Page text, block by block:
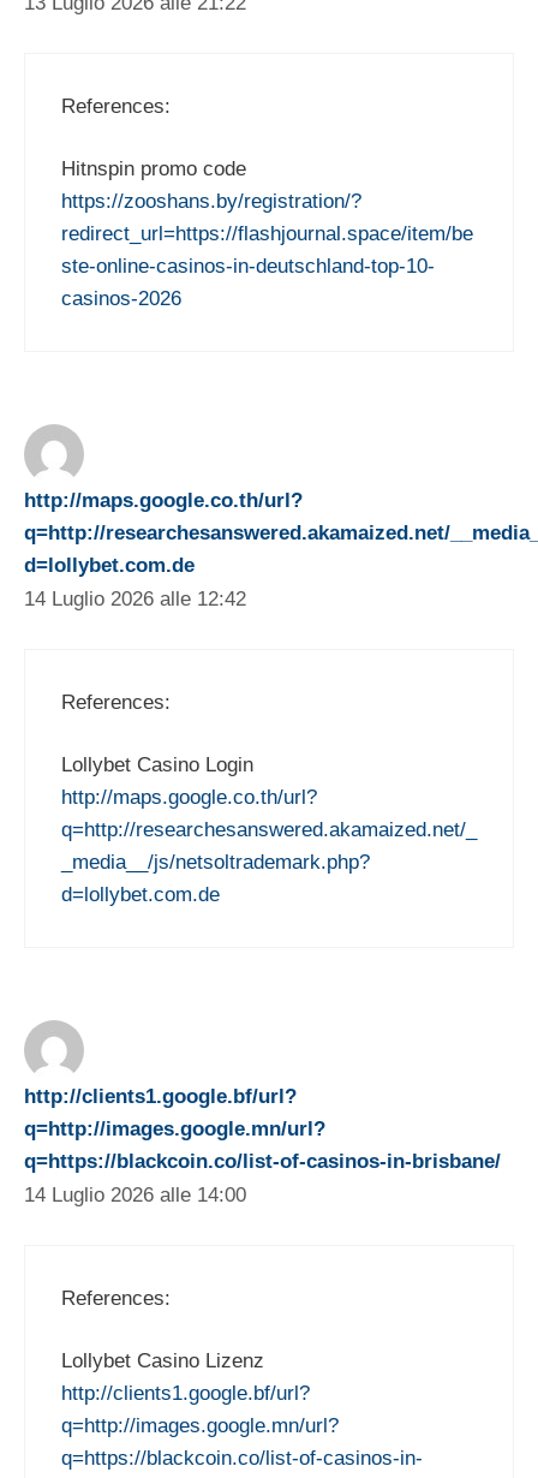
References:
Hitnspin promo code
https://zooshans.by/registration/?
redirect_url=https://flashjournal.space/item/be
ste-online-casinos-in-deutschland-top-10-
casinos-2026
http://maps.google.co.th/url?
q=http://researchesanswered.akamaized.net/
d=lollybet.com.de
14 Luglio 2026 alle 12:42
References:
Lollybet Casino Login
http://maps.google.co.th/url?
q=http://researchesanswered.akamaized.net/_
_media__/js/netsoltrademark.php?
d=lollybet.com.de
http://clients1.google.bf/url?
q=http://images.google.mn/url?
q=https://blackcoin.co/list-of-casinos-in-brisbane/
14 Luglio 2026 alle 14:00
References:
Lollybet Casino Lizenz
http://clients1.google.bf/url?
q=http://images.google.mn/url?
q=https://blackcoin.co/list-of-casinos-in-